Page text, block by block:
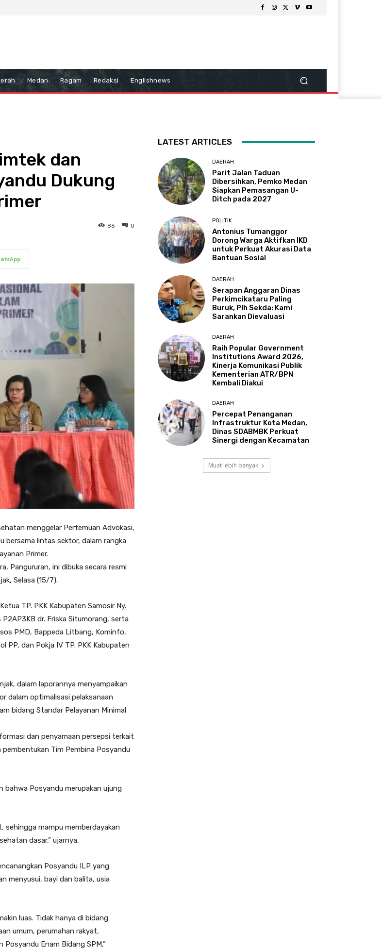
Medan Ragam Redaksi Englishnews
dan
Dukung
0
86
menggelar Pertemuan Advokasi,
bersama lintas sektor, dalam rangka
Primer.
Pangururan, ini dibuka secara resmi
Selasa (15/7).
TP. PKK Kabupaten Samosir Ny.
P2AP3KB dr. Friska Situmorang, serta
PMD, Bappeda Litbang, Kominfo,
PP, dan Pokja IV TP. PKK Kabupaten
dalam laporannya menyampaikan
dalam optimalisasi pelaksanaan
bidang Standar Pelayanan Minimal
dan penyamaan persepsi terkait
Tim Pembina Posyandu
bahwa Posyandu merupakan ujung
sehingga mampu memberdayakan
dasar,” ujarnya.
Posyandu ILP yang
menyusui, bayi dan balita, usia
luas. Tidak hanya di bidang
umum, perumahan rakyat,
Enam Bidang SPM,”
LATEST ARTICLES
DAERAH
Parit Jalan Taduan
Dibersihkan, Pemko Medan
Siapkan Pemasangan U-
Ditch pada 2027
POLITIK
Antonius Tumanggor
Dorong Warga Aktifkan IKD
untuk Perkuat Akurasi Data
Bantuan Sosial
DAERAH
Serapan Anggaran Dinas
Perkimcikataru Paling
Buruk, Plh Sekda: Kami
Sarankan Dievaluasi
DAERAH
Raih Popular Government
Institutions Award 2026,
Kinerja Komunikasi Publik
Kementerian ATR/BPN
Kembali Diakui
DAERAH
Percepat Penanganan
Infrastruktur Kota Medan,
Dinas SDABMBK Perkuat
Sinergi dengan Kecamatan
Muat lebih banyak